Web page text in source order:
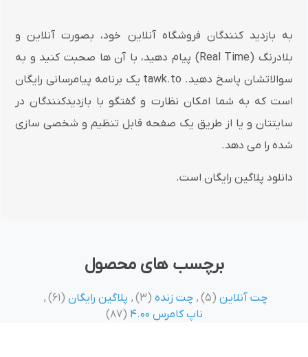
به بازدید کنندگان فروشگاه آنلاین خود، بصورت آنلاین و
بلادرنگ (Real Time) پیام دهید، با آن ها صحبت کنید و به
سوالاتشان پاسخ دهید. tawk.to یک برنامه پیامرسانی رایگان
است که به شما امکان نظارت و گفتگو با بازدیدکنندگان در
سایتتان و یا از طریق یک صفحه قابل تنظیم و شخصی سازی
شده را می دهد.
دانلود پلاگین رایگان است.
برچسب های محصول
چت آنلاین (5)
, چت زنده (3)
, پلاگین رایگان (61)
,
ناپ کامرس 4.00
(87)